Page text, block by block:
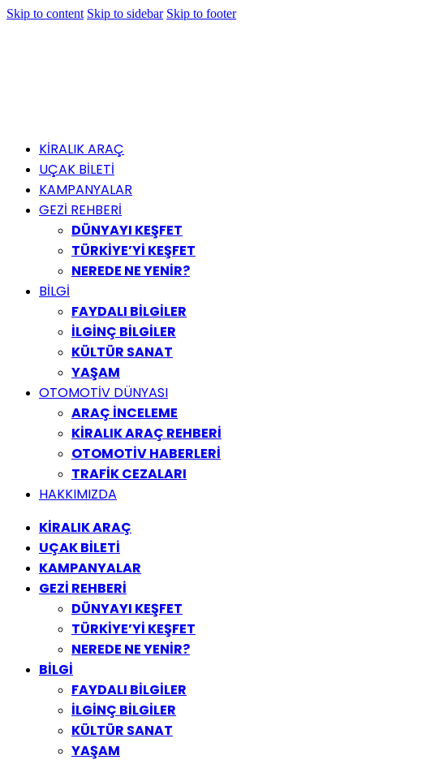
Skip to content Skip to sidebar Skip to footer
KİRALIK ARAÇ
UÇAK BİLETİ
KAMPANYALAR
GEZİ REHBERİ
DÜNYAYI KEŞFET
TÜRKİYE’Yİ KEŞFET
NEREDE NE YENİR?
BİLGİ
FAYDALI BİLGİLER
İLGİNÇ BİLGİLER
KÜLTÜR SANAT
YAŞAM
OTOMOTİV DÜNYASI
ARAÇ İNCELEME
KİRALIK ARAÇ REHBERİ
OTOMOTİV HABERLERİ
TRAFİK CEZALARI
HAKKIMIZDA
KİRALIK ARAÇ
UÇAK BİLETİ
KAMPANYALAR
GEZİ REHBERİ
DÜNYAYI KEŞFET
TÜRKİYE’Yİ KEŞFET
NEREDE NE YENİR?
BİLGİ
FAYDALI BİLGİLER
İLGİNÇ BİLGİLER
KÜLTÜR SANAT
YAŞAM